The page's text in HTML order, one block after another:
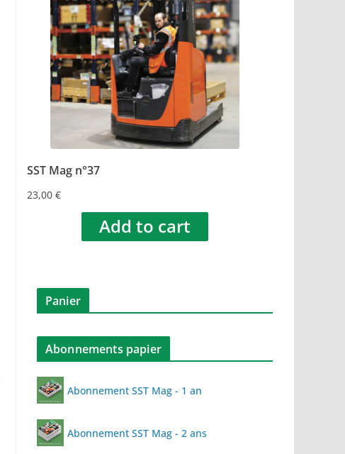
SST Mag n°37
23,00 €
Add to cart
Panier
Abonnements papier
Abonnement SST Mag - 1 an
Abonnement SST Mag - 2 ans